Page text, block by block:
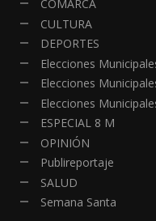
COMARCA
CULTURA
DEPORTES
Elecciones
Elecciones
Elecciones
ESPECIAL 8 M
OPINIÓN
Publireportaje
SALUD
Semana Santa